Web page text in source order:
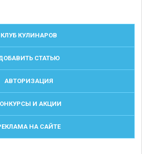
КЛУБ КУЛИНАРОВ
СТАТЬЮ
АВТОРИЗАЦИЯ
И АКЦИИ
НА САЙТЕ